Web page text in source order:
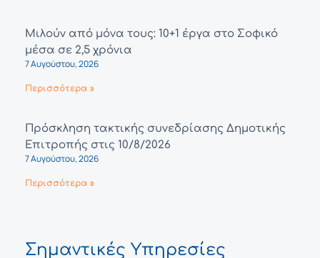
Μιλούν από μόνα τους: 10+1 έργα στο Σοφικό
μέσα σε 2,5 χρόνια
7 Αυγούστου, 2026
Περισσότερα »
Πρόσκληση τακτικής συνεδρίασης Δημοτικής
Επιτροπής στις 10/8/2026
7 Αυγούστου, 2026
Περισσότερα »
Σημαντικές Υπηρεσίες